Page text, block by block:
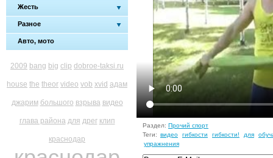
Жесть
Разное
Авто, мото
2009 bang big clip dobroe-taksi.ru
house the theor video vob xvid адам
джарим большого взрыва видео
глава района для дрег клип
краснодар
Раздел: Прочий спорт
Теги: видео гибкости гибкости! для
упражнения